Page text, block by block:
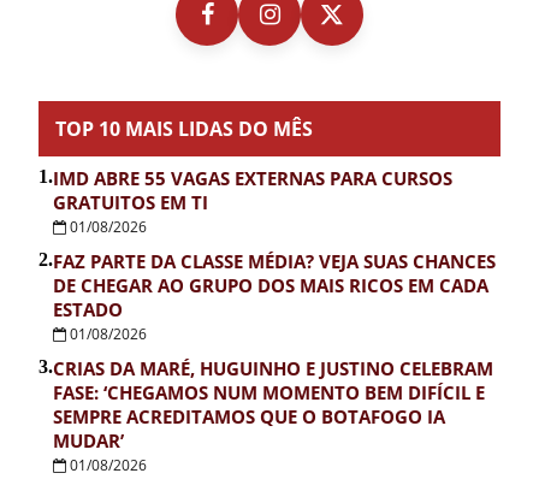
TOP 10 MAIS LIDAS DO MÊS
1.IMD ABRE 55 VAGAS EXTERNAS PARA CURSOS
GRATUITOS EM TI
01/08/2026
2.FAZ PARTE DA CLASSE MÉDIA? VEJA SUAS CHANCES
DE CHEGAR AO GRUPO DOS MAIS RICOS EM CADA
ESTADO
01/08/2026
3.CRIAS DA MARÉ, HUGUINHO E JUSTINO CELEBRAM
FASE: ‘CHEGAMOS NUM MOMENTO BEM DIFÍCIL E
SEMPRE ACREDITAMOS QUE O BOTAFOGO IA
MUDAR’
01/08/2026